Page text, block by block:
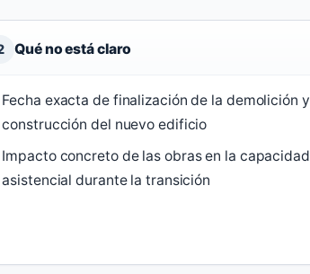
Qué no está claro
Fecha exacta de finalización de la demolición y
construcción del nuevo edificio
Impacto concreto de las obras en la capacidad
asistencial durante la transición